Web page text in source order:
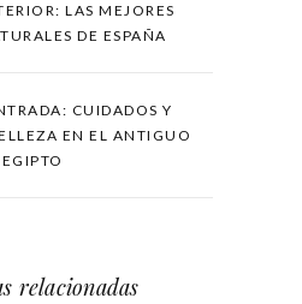
LAS MEJORES
DE ESPAÑA
CUIDADOS Y
EN EL ANTIGUO
EGIPTO
relacionadas